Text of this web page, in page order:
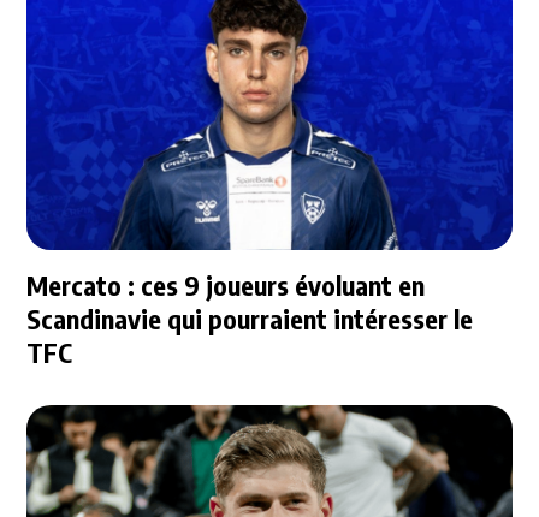
Mercato : ces 9 joueurs évoluant en
Scandinavie qui pourraient intéresser le
TFC